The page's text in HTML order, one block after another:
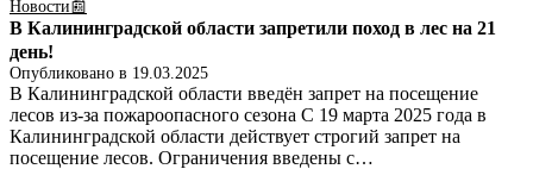
Новости📰
В Калининградской области запретили поход в лес на 21
день!
Опубликовано в 19.03.2025
В Калининградской области введён запрет на посещение
лесов из-за пожароопасного сезона С 19 марта 2025 года в
Калининградской области действует строгий запрет на
посещение лесов. Ограничения введены с…